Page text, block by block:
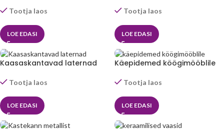
Tootja laos
LOE EDASI
Tootja laos
LOE EDASI
Kaasaskantavad laternad
Tootja laos
LOE EDASI
Käepidemed köögimööblile
Tootja laos
LOE EDASI